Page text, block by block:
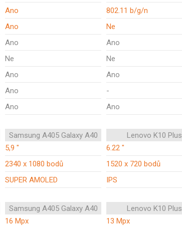
Ano
802.11 b/g/n
Ano
Ne
Ano
Ano
Ne
Ne
Ano
Ano
Ano
-
Ano Ano
Samsung A405 Galaxy A40
Lenovo K10 Plus
5,9 "
6.22 "
2340 x 1080 bodů
1520 x 720 bodů
SUPER AMOLED IPS
Samsung A405 Galaxy A40
Lenovo K10 Plus
16 Mpx
13 Mpx